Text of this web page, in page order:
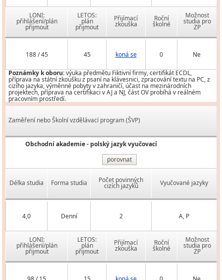
LONI:
přihlášení/plán
přijmout
LETOS:
plán
přijmout
Přijímací
zkouška
Roční
školné
Možnost
studia pro
ZP
188 / 45 45 koná se 0 Ne
Poznámky k oboru:výuka předmětu Fiktivní firmy, certifikát ECDL,
příprava na státní zkoušku z psaní na klávesnici, zpracování textu na PC, z
cizího jazyka, výměnné pobyty v zahraničí, účast na mezinárodních
projektech, příprava na certifikaci v AJ a NJ, část OV probíhá v reálném
pracovním prostředí.
Zaměření nebo Školní vzdělávací program (ŠVP)
Obchodní akademie - polský jazyk vyučovací
porovnat
Délka studia Forma studia Počet povinných
cizích jazyků Vyučované jazyky
4,0 Denní 2 A, P
LONI:
přihlášení/plán
přijmout
LETOS:
plán
přijmout
Přijímací
zkouška
Roční
školné
Možnost
studia pro
ZP